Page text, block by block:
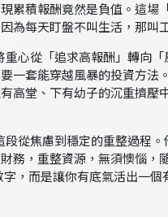
累積報酬竟然是負值。這場
為每天盯盤不叫生活，那叫
心從「追求高報酬」轉向
一套能穿越風暴的投資方法
高堂、下有幼子的沉重擠壓
從焦慮到穩定的重整過程
務，重整資源，無須懊惱，
字，而是讓你有底氣活出一個